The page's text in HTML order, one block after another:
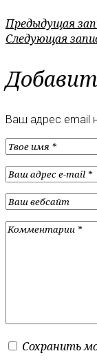
Предыдущая
Следующая
Ваш адрес email
Сохранить